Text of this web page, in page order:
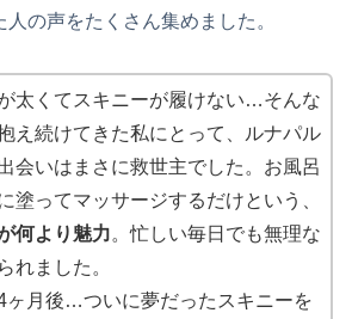
の声をたくさん集めました。
太くてスキニーが履けない…そんな
え続けてきた私にとって、ルナパル
会いはまさに救世主でした。お風呂
塗ってマッサージするだけという、
何より魅力。忙しい毎日でも無理な
れました。
ヶ月後…ついに夢だったスキニーを